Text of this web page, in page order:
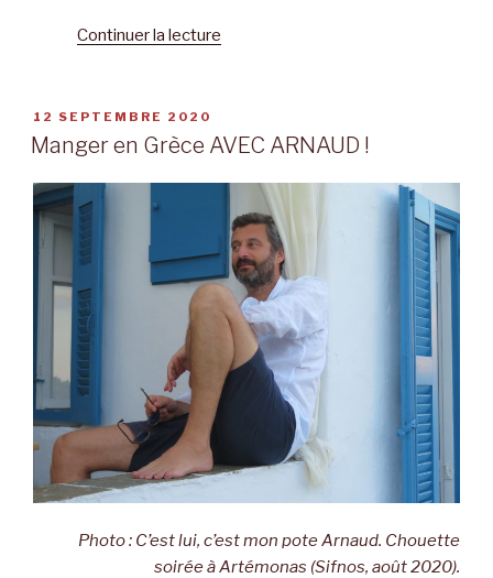
Continuer la lecture
on
où
on
va »
PUBLIÉ
LE
12 SEPTEMBRE 2020
Manger en Grèce AVEC ARNAUD !
Photo : C’est lui, c’est mon pote Arnaud. Chouette
soirée à Artémonas (Sifnos, août 2020).